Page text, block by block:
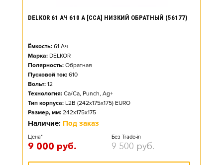
DELKOR 61 АЧ 610 А [CCA] НИЗКИЙ ОБРАТНЫЙ (56177)
Ёмкость: 61 Ач
Марка: DELKOR
Полярность: Обратная
Пусковой ток: 610
Вольт: 12
Технология: Ca/Ca, Punch, Ag+
Тип корпуса: L2B (242x175x175) EURO
Размер, мм: 242x175x175
Наличие: Под заказ
Цена*
9 000 руб.
Без Trade-in
9 500 руб.